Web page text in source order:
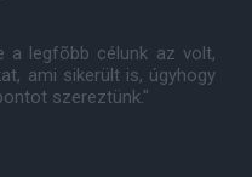
a legfõbb célunk az volt,
ami sikerült is, úgyhogy
szereztünk."